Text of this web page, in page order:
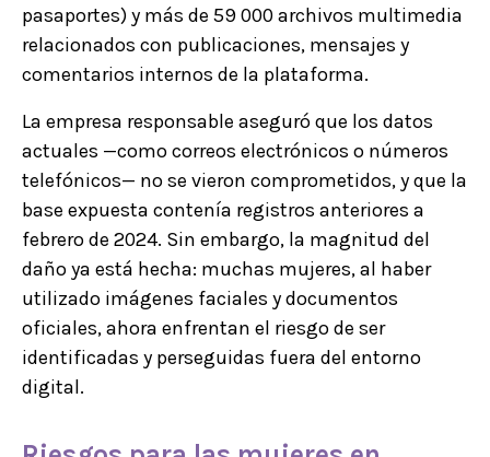
pasaportes) y más de 59 000 archivos multimedia
relacionados con publicaciones, mensajes y
comentarios internos de la plataforma.
La empresa responsable aseguró que los datos
actuales —como correos electrónicos o números
telefónicos— no se vieron comprometidos, y que la
base expuesta contenía registros anteriores a
febrero de 2024. Sin embargo, la magnitud del
daño ya está hecha: muchas mujeres, al haber
utilizado imágenes faciales y documentos
oficiales, ahora enfrentan el riesgo de ser
identificadas y perseguidas fuera del entorno
digital.